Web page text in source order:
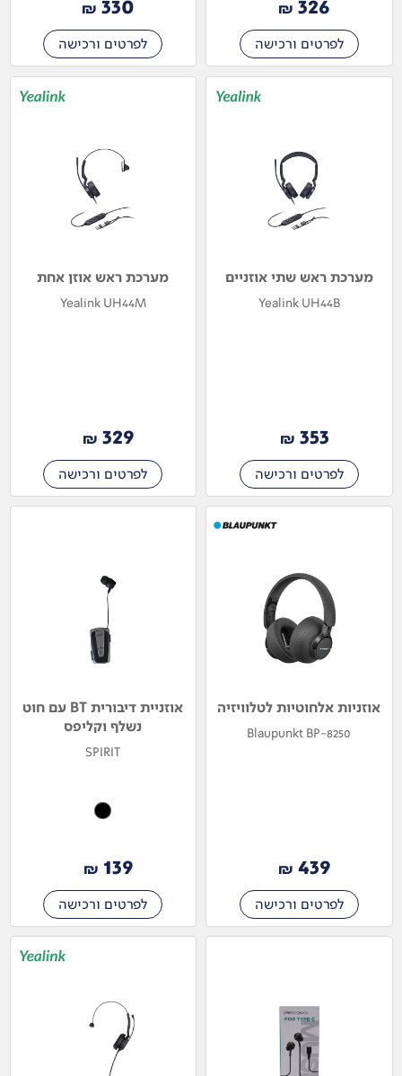
326
₪
לפרטים ורכישה
330
₪
לפרטים ורכישה
מערכת ראש שתי אוזניים
Yealink UH44B
353
₪
לפרטים ורכישה
מערכת ראש אוזן אחת
Yealink UH44M
329
₪
לפרטים ורכישה
אוזניות אלחוטיות לטלוויזיה
Blaupunkt BP-8250
439
₪
לפרטים ורכישה
אוזניית דיבורית BT עם חוט
נשלף וקליפס
SPIRIT
139
₪
לפרטים ורכישה